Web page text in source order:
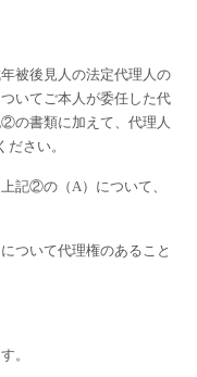
被後見人の法定代理人の
いてご本人が委任した代
の書類に加えて、代理人
さい。
上記②の（A）について、
ついて代理権のあること
。